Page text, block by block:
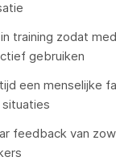
training zodat
gebruiken
een menselijke
feedback van